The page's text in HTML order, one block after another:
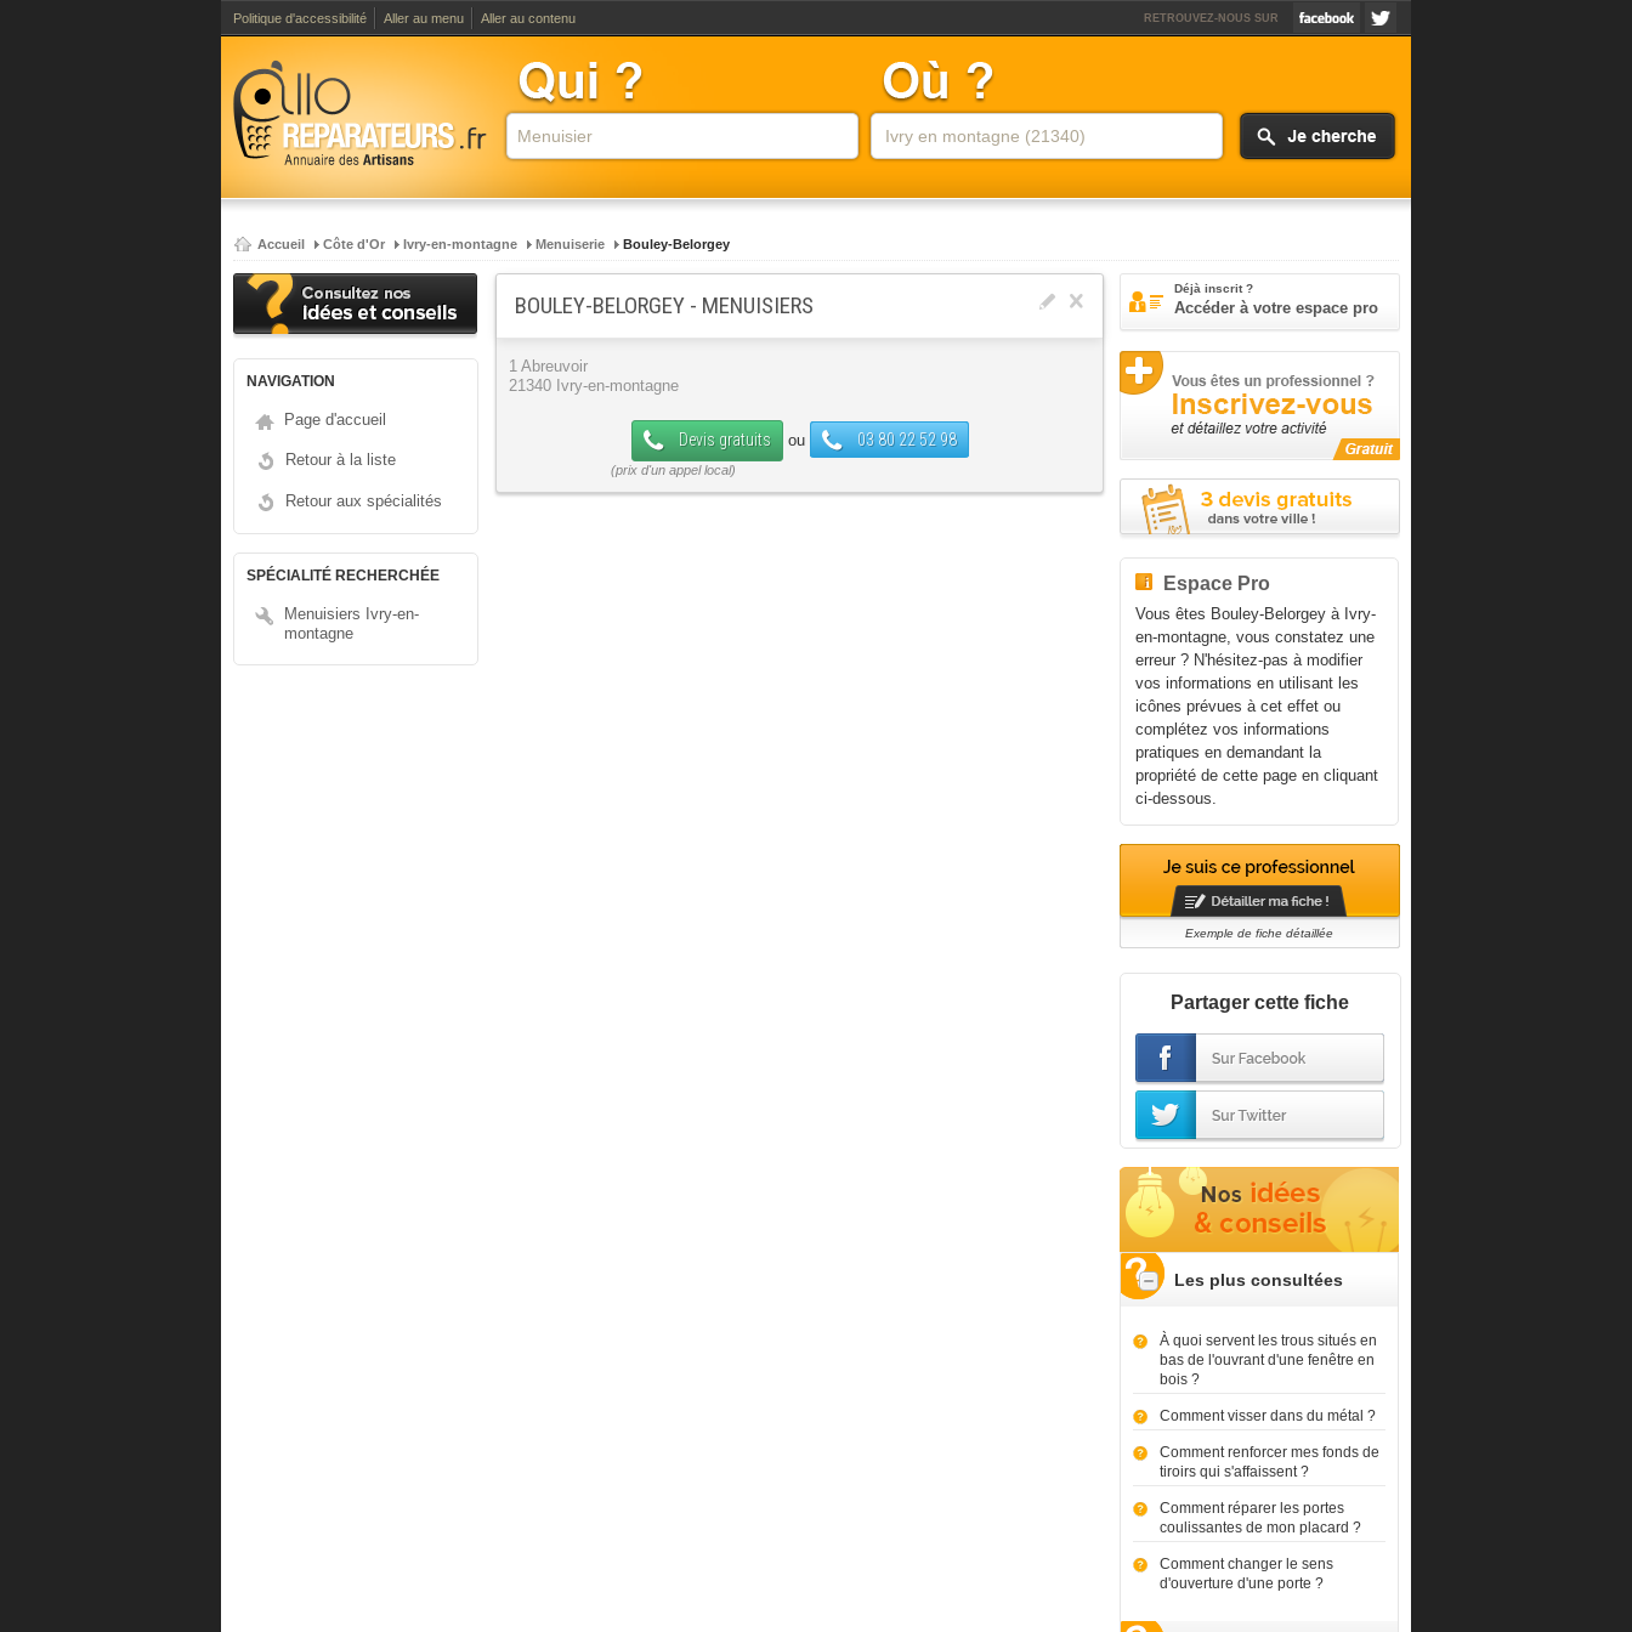
Politique d'accessibilité Aller au menu Aller au contenu RETROUVEZ-NOUS SUR
Accueil Côte d'Or Ivry-en-montagne Menuiserie Bouley-Belorgey
NAVIGATION
Page d'accueil
Retour à la liste
Retour aux spécialités
SPÉCIALITÉ RECHERCHÉE
Menuisiers Ivry-en-
montagne
BOULEY-BELORGEY - MENUISIERS
1 Abreuvoir
21340 Ivry-en-montagne
Devis gratuits ou 03 80 22 52 98
Déjà inscrit ?
Accéder à votre espace pro
Espace Pro
Vous êtes Bouley-Belorgey à Ivry-
en-montagne, vous constatez une
erreur ? N'hésitez-pas à modifier
vos informations en utilisant les
icônes prévues à cet effet ou
complétez vos informations
pratiques en demandant la
propriété de cette page en cliquant
ci-dessous.
Exemple de fiche détaillée
Partager cette fiche
Les plus consultées
À quoi servent les trous situés en
bas de l'ouvrant d'une fenêtre en
bois ?
Comment visser dans du métal ?
Comment renforcer mes fonds de
tiroirs qui s'affaissent ?
Comment réparer les portes
coulissantes de mon placard ?
Comment changer le sens
d'ouverture d'une porte ?